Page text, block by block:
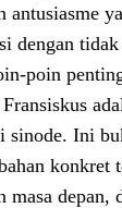
antusiasme
dengan
poin
sinode. Ini
konkret
masa depan,